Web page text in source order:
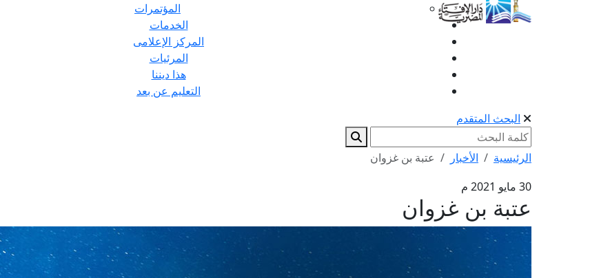
المؤتمرات
الخدمات
المركز الإعلامى
المرئيات
هذا ديننا
التعليم عن بعد
البحث المتقدم
الرئيسية الأخبار
عتبة بن غزوان
30 مايو 2021 م
عتبة بن غزوان